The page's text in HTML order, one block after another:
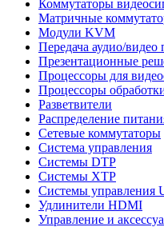
Коммутаторы
Матричные
Модули KVM
Передача аудио/видео
Презентационные
Процессоры для
Процессоры
Разветвители
Распределение
Сетевые коммутаторы
Система управления
Системы DTP
Системы XTP
Системы управления
Удлинители HDMI
Управление и